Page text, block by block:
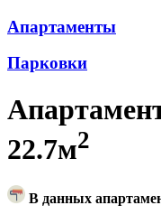
Апартаменты
Парковки
22.7м2
В данных